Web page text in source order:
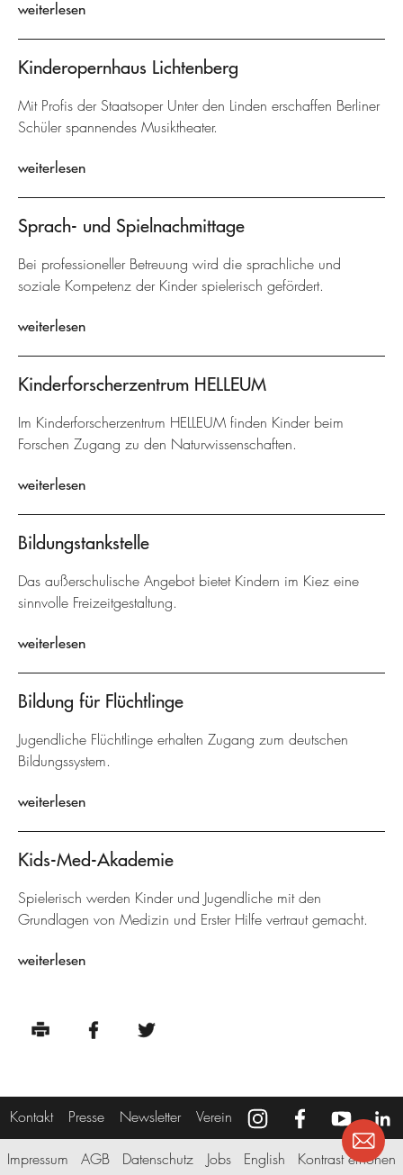
weiterlesen
Kinderopernhaus Lichtenberg
Mit Profis der Staatsoper Unter den Linden erschaffen Berliner
Schüler spannendes Musiktheater.
weiterlesen
Sprach- und Spielnachmittage
Bei professioneller Betreuung wird die sprachliche und
soziale Kompetenz der Kinder spielerisch gefördert.
weiterlesen
Kinderforscherzentrum HELLEUM
Im Kinderforscherzentrum HELLEUM finden Kinder beim
Forschen Zugang zu den Naturwissenschaften.
weiterlesen
Bildungstankstelle
Das außerschulische Angebot bietet Kindern im Kiez eine
sinnvolle Freizeitgestaltung.
weiterlesen
Bildung für Flüchtlinge
Jugendliche Flüchtlinge erhalten Zugang zum deutschen
Bildungssystem.
weiterlesen
Kids-Med-Akademie
Spielerisch werden Kinder und Jugendliche mit den
Grundlagen von Medizin und Erster Hilfe vertraut gemacht.
weiterlesen
Kontakt Presse Newsletter Verein
Impressum AGB Datenschutz Jobs English Kontrast erhöhen